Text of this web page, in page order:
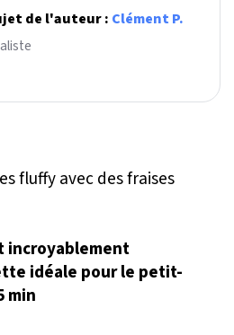
de l'auteur : Clément P.
incroyablement
idéale pour le petit-
min